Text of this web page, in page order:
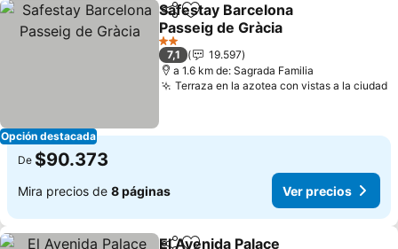
Opción destacada
CompartirAgregar a favoritos
Safestay Barcelona
Passeig de Gràcia
2 Estrellas
7,1
19.597
a 1.6 km de: Sagrada Familia
Terraza en la azotea con vistas a la ciudad
De $90.373
Mira precios de 8 páginas Ver precios
El Avenida Palace